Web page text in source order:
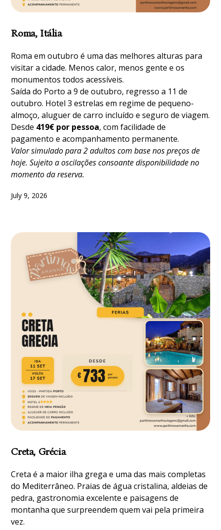
Roma, Itália
Roma em outubro é uma das melhores alturas para
visitar a cidade. Menos calor, menos gente e os
monumentos todos acessíveis.
Saída do Porto a 9 de outubro, regresso a 11 de
outubro. Hotel 3 estrelas em regime de pequeno-
almoço, aluguer de carro incluído e seguro de viagem.
Desde 419€ por pessoa, com facilidade de
pagamento e acompanhamento permanente.
Valor simulado para 2 adultos com base nos preços de
hoje. Sujeito a oscilações consoante disponibilidade no
momento da reserva.
July 9, 2026
Creta, Grécia
Creta é a maior ilha grega e uma das mais completas
do Mediterrâneo. Praias de água cristalina, aldeias de
pedra, gastronomia excelente e paisagens de
montanha que surpreendem quem vai pela primeira
vez.